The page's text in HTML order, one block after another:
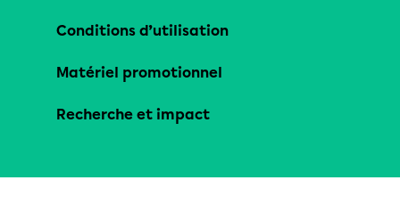
Conditions d’utilisation
Matériel promotionnel
Recherche et impact